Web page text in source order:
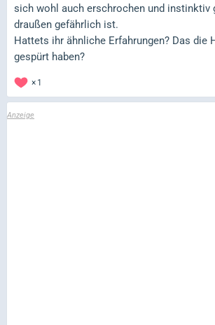
sich wohl auch erschrochen und instinktiv
draußen gefährlich ist.
Hattets ihr ähnliche Erfahrungen? Das die
gespürt haben?
1